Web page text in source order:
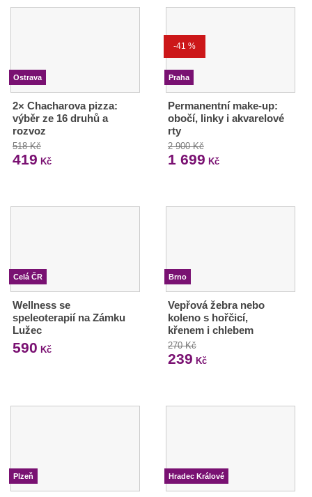
Ostrava
2× Chacharova pizza:
výběr ze 16 druhů a
rozvoz
518 Kč
419 Kč
-41 %
Praha
Permanentní make-up:
obočí, linky i akvarelové
rty
2 900 Kč
1 699 Kč
Celá ČR
Wellness se
speleoterapií na Zámku
Lužec
590 Kč
Brno
Vepřová žebra nebo
koleno s hořčicí,
křenem i chlebem
270 Kč
239 Kč
Plzeň Hradec Králové